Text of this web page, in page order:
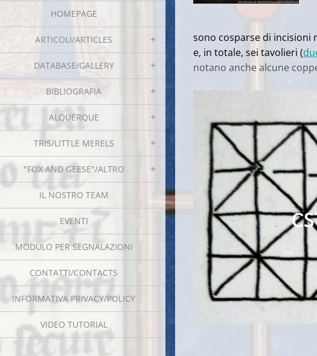
HOMEPAGE
ARTICOLI/ARTICLES
DATABASE/GALLERY
BIBLIOGRAFIA
ALQUERQUE
TRIS/LITTLE MERELS
"FOX AND GEESE"/ALTRO
IL NOSTRO TEAM
EVENTI
MODULO PER SEGNALAZIONI
CONTATTI/CONTACTS
INFORMATIVA PRIVACY/POLICY
VIDEO TUTORIAL
sono cosparse di incisioni
e, in totale, sei tavolieri (
notano anche alcune